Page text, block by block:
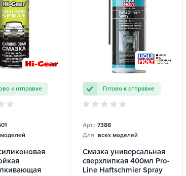
к отправке Готово к отправке
Арт.: 7388
Для всех моделей
Смазка универсальная
сверхлипкая 400мл Pro-
Line Haftschmier Spray